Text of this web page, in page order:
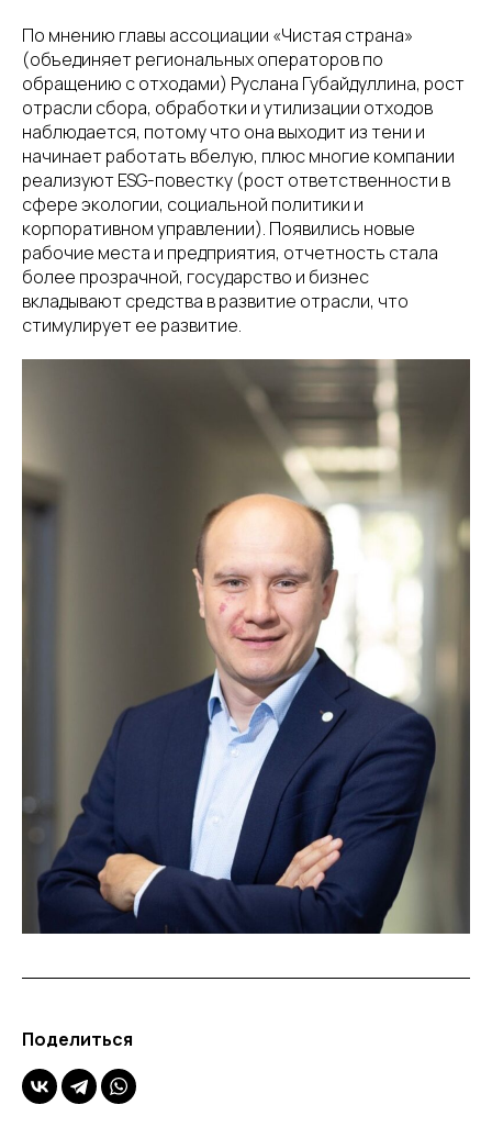
По мнению главы ассоциации «Чистая страна»
(объединяет региональных операторов по
обращению с отходами) Руслана Губайдуллина, рост
отрасли сбора, обработки и утилизации отходов
наблюдается, потому что она выходит из тени и
начинает работать вбелую, плюс многие компании
реализуют ESG-повестку (рост ответственности в
сфере экологии, социальной политики и
корпоративном управлении). Появились новые
рабочие места и предприятия, отчетность стала
более прозрачной, государство и бизнес
вкладывают средства в развитие отрасли, что
стимулирует ее развитие.
Поделиться